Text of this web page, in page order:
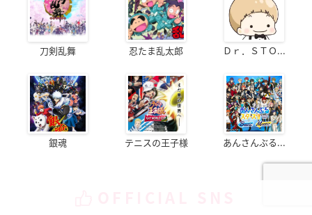
刀剣乱舞 忍たま乱太郎 Ｄｒ．ＳＴＯ...
銀魂 テニスの王子様 あんさんぶる...